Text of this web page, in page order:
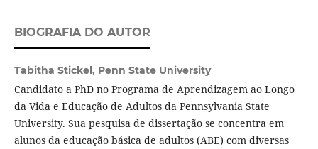
BIOGRAFIA DO AUTOR
Tabitha Stickel, Penn State University
Candidato a PhD no Programa de Aprendizagem ao Longo
da Vida e Educação de Adultos da Pennsylvania State
University. Sua pesquisa de dissertação se concentra em
alunos da educação básica de adultos (ABE) com diversas